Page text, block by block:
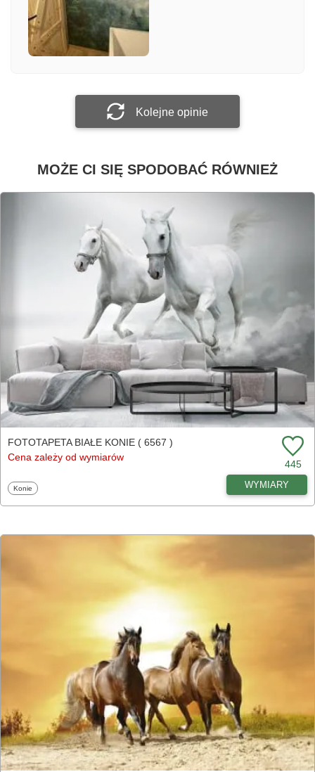
Załącz zdjęcie
Kolejne opinie
MOŻE CI SIĘ SPODOBAĆ RÓWNIEŻ
FOTOTAPETA BIAŁE KONIE ( 6567 )
Cena zależy od wymiarów
445
Fototapety
Konie WYMIARY